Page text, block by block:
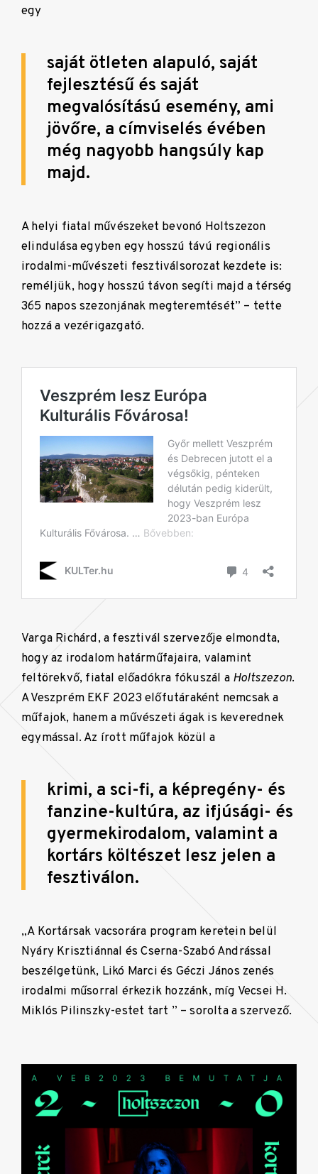
egy
saját ötleten alapuló, saját
fejlesztésű és saját
megvalósítású esemény, ami
jövőre, a címviselés évében
még nagyobb hangsúly kap
majd.
A helyi fiatal művészeket bevonó Holtszezon
elindulása egyben egy hosszú távú regionális
irodalmi-művészeti fesztiválsorozat kezdete is:
reméljük, hogy hosszú távon segíti majd a térség
365 napos szezonjának megteremtését” – tette
hozzá a vezérigazgató.
Varga Richárd, a fesztivál szervezője elmondta,
hogy az irodalom határműfajaira, valamint
feltörekvő, fiatal előadókra fókuszál a Holtszezon.
A Veszprém EKF 2023 előfutáraként nemcsak a
műfajok, hanem a művészeti ágak is keverednek
egymással. Az írott műfajok közül a
krimi, a sci-fi, a képregény- és
fanzine-kultúra, az ifjúsági- és
gyermekirodalom, valamint a
kortárs költészet lesz jelen a
fesztiválon.
„A Kortársak vacsorára program keretein belül
Nyáry Krisztiánnal és Cserna-Szabó Andrással
beszélgetünk, Likó Marci és Géczi János zenés
irodalmi műsorral érkezik hozzánk, míg Vecsei H.
Miklós Pilinszky-estet tart ” – sorolta a szervező.